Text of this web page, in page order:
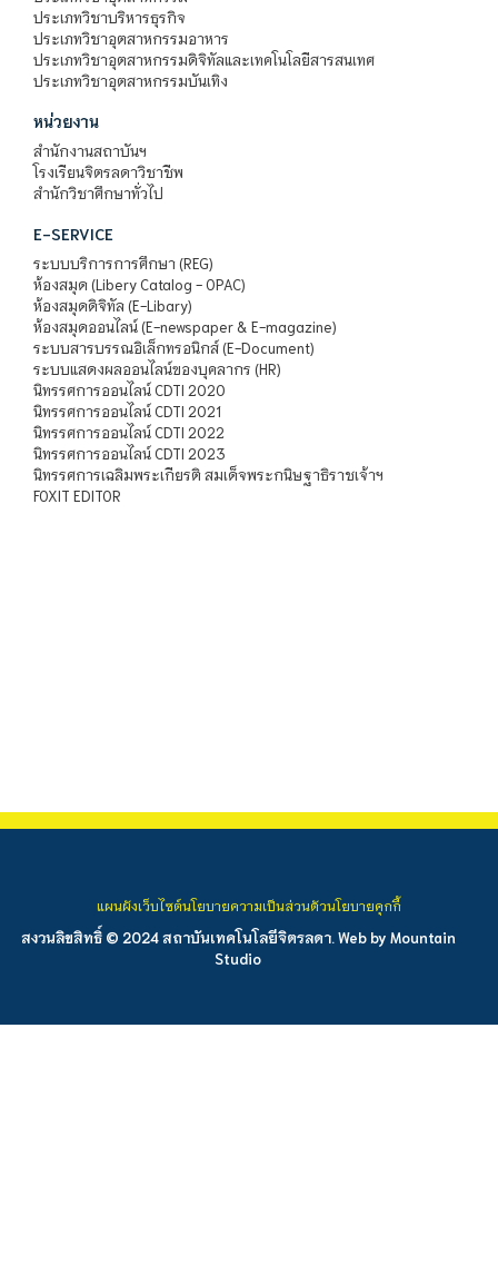
ประเภทวิชาบริหารธุรกิจ
ประเภทวิชาอุตสาหกรรมอาหาร
ประเภทวิชาอุตสาหกรรมดิจิทัลและเทคโนโลยีสารสนเทศ
ประเภทวิชาอุตสาหกรรมบันเทิง
หน่วยงาน
สำนักงานสถาบันฯ
โรงเรียนจิตรลดาวิชาชีพ
สำนักวิชาศึกษาทั่วไป
E-SERVICE
ระบบบริการการศึกษา (REG)
ห้องสมุด (Libery Catalog - OPAC)
ห้องสมุดดิจิทัล (E-Libary)
ห้องสมุดออนไลน์ (E-newspaper & E-magazine)
ระบบสารบรรณอิเล็กทรอนิกส์ (E-Document)
ระบบแสดงผลออนไลน์ของบุคลากร (HR)
นิทรรศการออนไลน์ CDTI 2020
นิทรรศการออนไลน์ CDTI 2021
นิทรรศการออนไลน์ CDTI 2022
นิทรรศการออนไลน์ CDTI 2023
นิทรรศการเฉลิมพระเกียรติ สมเด็จพระกนิษฐาธิราชเจ้าฯ
FOXIT EDITOR
สงวนลิขสิทธิ์ © 2024 สถาบันเทคโนโลยีจิตรลดา. Web by Mountain
Studio
แผนผังเว็บไซต์นโยบายความเป็นส่วนตัวนโยบายคุกกี้